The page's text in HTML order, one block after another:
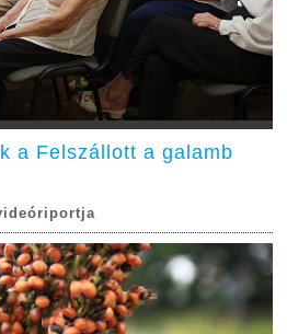
a Felszállott a galamb